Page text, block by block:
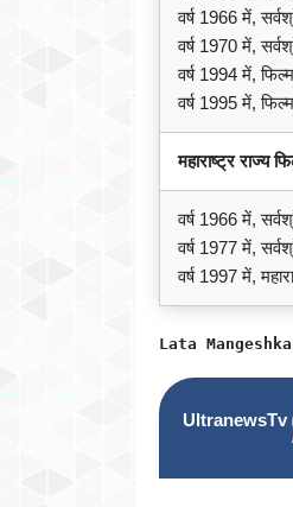
वर्ष 1966 में,
वर्ष 1970 में,
वर्ष 1994 में,
वर्ष 1995 में,
महाराष्ट्र राज्य
वर्ष 1966 में,
वर्ष 1977 में,
वर्ष 1997 में,
Lata
UltranewsTv